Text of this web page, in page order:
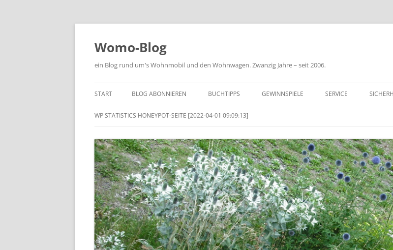
Zum
Womo-Blog
ein Blog rund um's Wohnmobil und den Wohnwagen. Zwanzig Jahre – seit 2006.
START BLOG ABONNIEREN BUCHTIPPS GEWINNSPIELE SERVICE
WP STATISTICS HONEYPOT-SEITE [2022-04-01 09:09:13]